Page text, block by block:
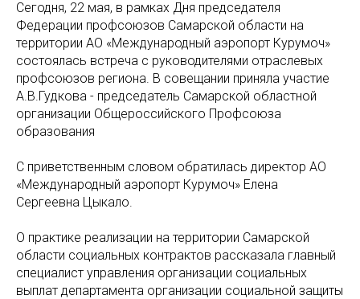
Сегодня, 22 мая, в рамках Дня председателя
Федерации профсоюзов Самарской области на
территории АО «Международный аэропорт Курумоч»
состоялась встреча с руководителями отраслевых
профсоюзов региона. В совещании приняла участие
А.В.Гудкова - председатель Самарской областной
организации Общероссийского Профсоюза
образования
С приветственным словом обратилась директор АО
«Международный аэропорт Курумоч» Елена
Сергеевна Цыкало.
О практике реализации на территории Самарской
области социальных контрактов рассказала главный
специалист управления организации социальных
выплат департамента организации социальной защиты